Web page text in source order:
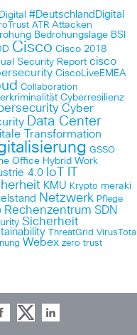
#DeutschlandDigital
ATR Attacken
Bedrohungslage BSI
Cisco Cisco 2018
Security Report cisco
CiscoLiveEMEA
Collaboration
Cyberresilienz
Cyber
Data Center
Transformation
GSSO
Office Hybrid Work
4.0 IoT
KMU Krypto meraki
Netzwerk Pflege
Rechenzentrum SDN
Sicherheit
ThreatGrid VirusTotal
Webex zero trust